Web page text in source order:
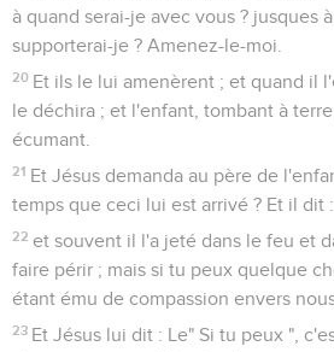
à quand serai-je avec vous ? jusques
supporterai-je ? Amenez-le-moi.
20 Et ils le lui amenèrent ; et quand il
le déchira ; et l'enfant, tombant à
écumant.
21 Et Jésus demanda au père de
temps que ceci lui est arrivé ? Et il dit
22 et souvent il l'a jeté dans le feu et
faire périr ; mais si tu peux quelque
étant ému de compassion envers
23 Et Jésus lui dit : Le" Si tu peux ",